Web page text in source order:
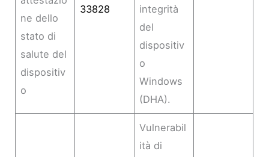
ne dello
stato di
salute del
dispositiv
o
33828
integrità
del
dispositiv
o
Windows
(DHA).
Vulnerabil
ità di